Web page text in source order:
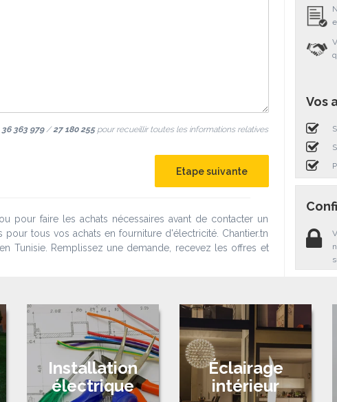
36 363 979/27 180 255pour recueillir toutes les informations relatives
pour faire les achats nécessaires avant de contacter un
tous vos achats en fourniture d'électricité. Chantier.tn
Tunisie. Remplissez une demande, recevez les offres et
Vos
Installation
électrique
Éclairage
intérieur